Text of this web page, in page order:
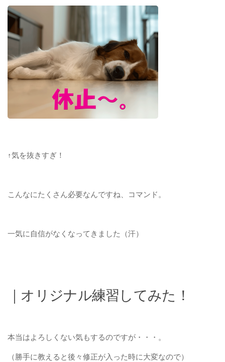
↑気を抜きすぎ！
こんなにたくさん必要なんですね、コマンド。
一気に自信がなくなってきました（汗）
｜オリジナル練習してみた！
本当はよろしくない気もするのですが・・・。
（勝手に教えると後々修正が入った時に大変なので）